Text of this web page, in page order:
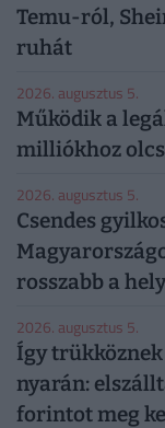
Temu-ról,
ruhát
2026. augusztus 5.
Működik a
milliókhoz
2026. augusztus 5.
Csendes
rosszabb a
2026. augusztus 5.
Így
nyarán:
forintot meg